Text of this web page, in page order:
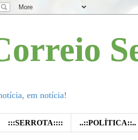
em notícia!
:::SERROTA:::: ..::POLÍTICA::..